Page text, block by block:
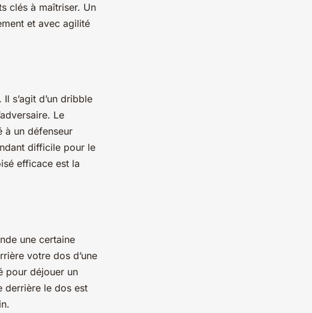
clés à maîtriser. Un
et avec agilité
s’agit d’un dribble
Le
à un défenseur
difficile pour le
efficace est la
une certaine
votre dos d’une
pour déjouer un
derrière le dos est